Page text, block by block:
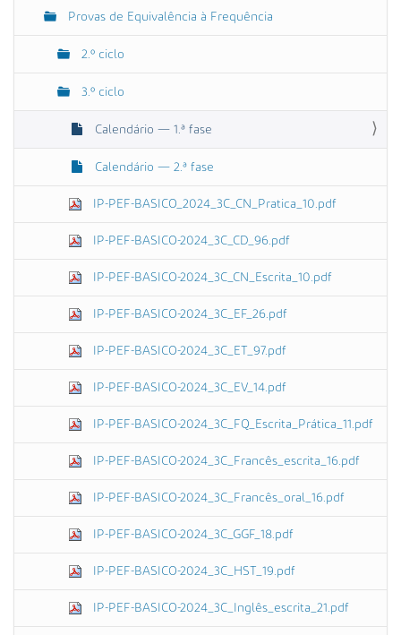
Provas de Equivalência à Frequência
2.º ciclo
3.º ciclo
Calendário — 1.ª fase
Calendário — 2.ª fase
IP-PEF-BASICO_2024_3C_CN_Pratica_10.pdf
IP-PEF-BASICO-2024_3C_CD_96.pdf
IP-PEF-BASICO-2024_3C_CN_Escrita_10.pdf
IP-PEF-BASICO-2024_3C_EF_26.pdf
IP-PEF-BASICO-2024_3C_ET_97.pdf
IP-PEF-BASICO-2024_3C_EV_14.pdf
IP-PEF-BASICO-2024_3C_FQ_Escrita_Prática_11.pdf
IP-PEF-BASICO-2024_3C_Francês_escrita_16.pdf
IP-PEF-BASICO-2024_3C_Francês_oral_16.pdf
IP-PEF-BASICO-2024_3C_GGF_18.pdf
IP-PEF-BASICO-2024_3C_HST_19.pdf
IP-PEF-BASICO-2024_3C_Inglês_escrita_21.pdf